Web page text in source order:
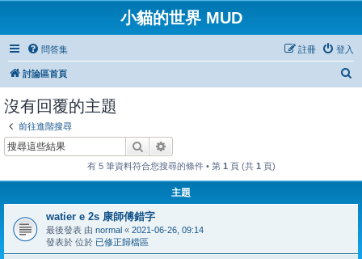
小貓的世界 MUD
問答集 登入
註冊
討論區首頁
沒有回覆的主題
前往進階搜尋
搜尋
有 5 筆資料符合您搜尋的條件 • 第 1 頁 (共 1 頁)
主題
watier e 2s 康師傅錯字
最後發表 由 normal « 2021-06-26, 09:14
發表於 位於 已修正歸檔區